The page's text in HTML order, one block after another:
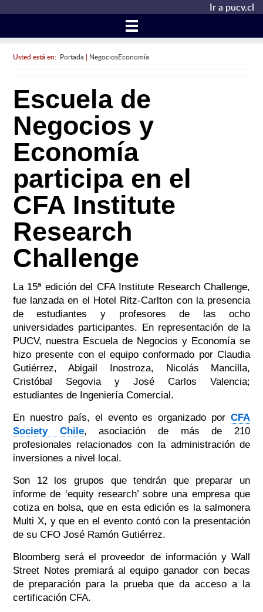
Ir a pucv.cl
Usted está en: Portada| NegociosEconomía
Escuela de
Negocios y
Economía
participa en el
CFA Institute
Research
Challenge
La 15ª edición del CFA Institute Research Challenge,
fue lanzada en el Hotel Ritz-Carlton con la presencia
de estudiantes y profesores de las ocho
universidades participantes. En representación de la
PUCV, nuestra Escuela de Negocios y Economía se
hizo presente con el equipo conformado por Claudia
Gutiérrez, Abigail Inostroza, Nicolás Mancilla,
Cristóbal Segovia y José Carlos Valencia;
estudiantes de Ingeniería Comercial.
En nuestro país, el evento es organizado porCFA
Society Chile, asociación de más de 210
profesionales relacionados con la administración de
inversiones a nivel local.
Son 12 los grupos que tendrán que preparar un
informe de ‘equity research’ sobre una empresa que
cotiza en bolsa, que en esta edición es la salmonera
Multi X, y que en el evento contó con la presentación
de su CFO José Ramón Gutiérrez.
Bloomberg será el proveedor de información y Wall
Street Notes premiará al equipo ganador con becas
de preparación para la prueba que da acceso a la
certificación CFA.